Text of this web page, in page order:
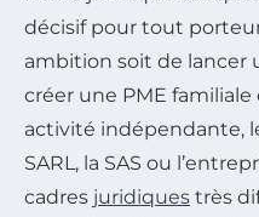
décisif pour tout
ambition soit de lancer
créer une PME
activité indépendante,
SARL, la SAS ou
cadres juridiques très